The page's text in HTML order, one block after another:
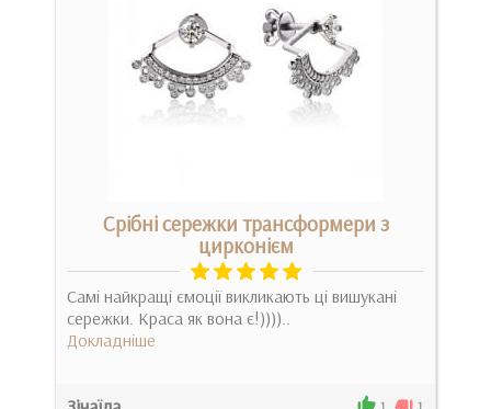
Срібні сережки трансформери з
цирконієм
Самі найкращі ємоції викликають ці вишукані
сережки. Краса як вона є!))))..
Докладніше